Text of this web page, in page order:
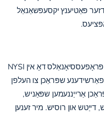
פּאַטיענץ יקסעפּשאַנאַל
אונדזער דעדאַקייטאַד מאַנשאַפֿט פון פּראָפעססיאָנאַלס דאָ אין NYSI
פאַרשידענע שפּראַכן צו העלפן
אַרייַננעמען שפּאַניש,
דייַטש און רוסיש. מיר זענען